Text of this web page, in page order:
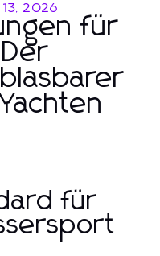
13, 2026
für
für